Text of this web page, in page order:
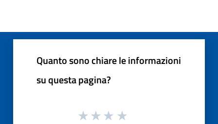
Quanto sono chiare le informazioni
su questa pagina?